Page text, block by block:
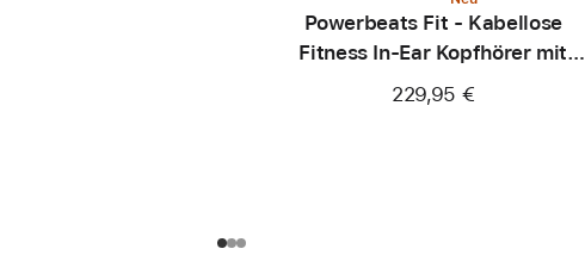
Powerbeats Fit - Kabellose
Fitness In-Ear Kopfhörer mit
sicherem Sitz - Powerpink
229,95 €